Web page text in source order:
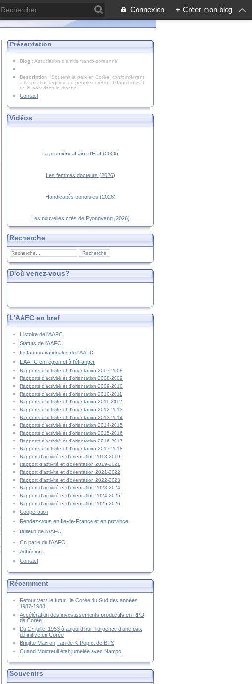
Connexion + Créer mon blog
Présentation
Blog : Association d'amitié franco-coréenne
Description : Soutenir la paix en Corée, conformément
à l'aspiration légitime du peuple coréen et dans l’intérêt
de la paix dans le monde
Contact
Vidéos
La première affaire d'État (2026)
Les femmes docteurs (2026)
Handicapés pongistes (2026)
Les nouvelles cités de Pyongyang (2026)
Recherche
D'où venez-vous?
L'AAFC en bref
Histoire de l'AAFC
Statuts de l'AAFC
Instances nationales de l'AAFC
L'AAFC en région et à l'étranger
Rapports d'activité et d'orientation 2007-2008
Rapports d'activité et d'orientation 2008-2009
Rapports d'activité et d'orientation 2009-2010
Rapports d'activité et d'orientation 2010-2011
Rapports d'activité et d'orientation 2011-2012
Rapports d'activité et d'orientation 2012-2013
Rapports d'activité et d'orientation 2013-2014
Rapports d'activité et d'orientation 2014-2015
Rapports d'activité et d'orientation 2015-2016
Rapports d'activité et d'orientation 2016-2017
Rapports d'activité et d'orientation 2017-2018
Rapport d'activité et d'orientation 2018-2019
Rapport d'activité et d'orientation 2019-2021
Rapport d'activité et d'orientation 2021-2022
Rapport d'activité et d'orientation 2022-2023
Rapport d'activité et d'orientation 2023-2024
Rapport d'activité et d'orientation 2024-2025
Rapport d'activité et d'orientation 2025-2026
Coopération
Rendez-vous en Ile-de-France et en province
Bulletin de l'AAFC
On parle de l'AAFC
Adhésion
Contact
Récemment
Retour vers le futur : la Corée du Sud des années
1987-1988
Accélération des investissements productifs en RPD
de Corée
Du 27 juillet 1953 à aujourd’hui : l’urgence d’une paix
définitive en Corée
Brigitte Macron, fan de K-Pop et de BTS
Quand Montreuil était jumelée avec Nampo
Souvenirs